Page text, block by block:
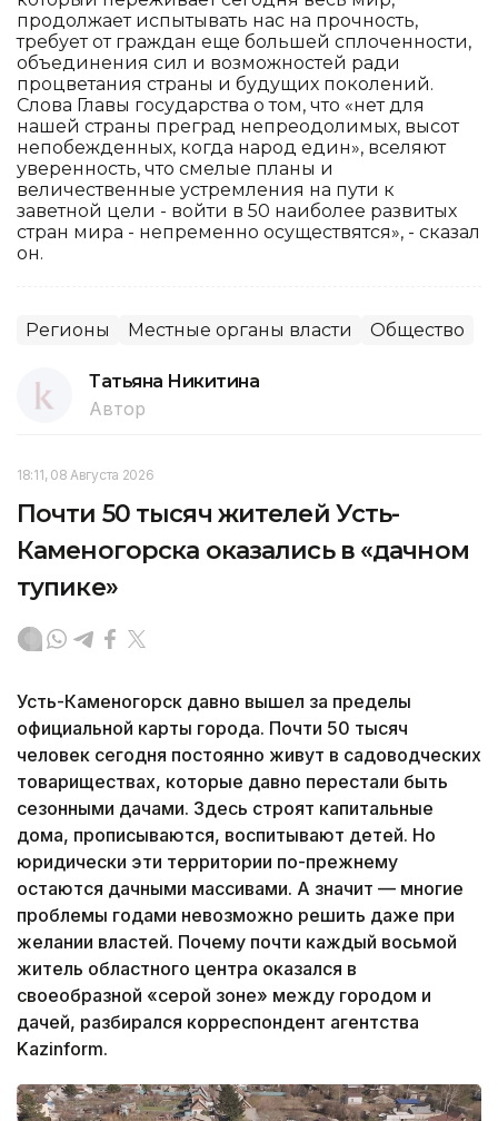
продолжает испытывать нас на прочность,
требует от граждан еще большей сплоченности,
объединения сил и возможностей ради
процветания страны и будущих поколений.
Слова Главы государства о том, что «нет для
нашей страны преград непреодолимых, высот
непобежденных, когда народ един», вселяют
уверенность, что смелые планы и
величественные устремления на пути к
заветной цели - войти в 50 наиболее развитых
стран мира - непременно осуществятся», - сказал
он.
Регионы Местные органы власти Общество
Татьяна Никитина
Автор
18:11, 08 Августа 2026
Почти 50 тысяч жителей Усть-
Каменогорска оказались в «дачном
тупике»
Усть-Каменогорск давно вышел за пределы
официальной карты города. Почти 50 тысяч
человек сегодня постоянно живут в садоводческих
товариществах, которые давно перестали быть
сезонными дачами. Здесь строят капитальные
дома, прописываются, воспитывают детей. Но
юридически эти территории по-прежнему
остаются дачными массивами. А значит — многие
проблемы годами невозможно решить даже при
желании властей. Почему почти каждый восьмой
житель областного центра оказался в
своеобразной «серой зоне» между городом и
дачей, разбирался корреспондент агентства
Kazinform.